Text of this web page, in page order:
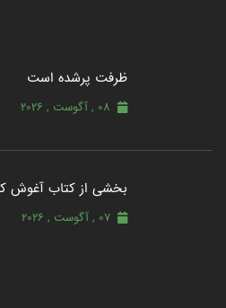
ظرفت پرشده‌ است
08 , آگوست , 2026
بخشی از کتاب آغوش
07 , آگوست , 2026